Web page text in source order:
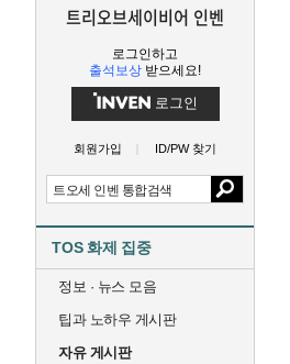
트리오브세이비어 인벤
로그인하고
출석보상 받으세요!
로그인
회원가입 ID/PW 찾기
TOS 화제 집중
정보 · 뉴스 모음
팁과 노하우 게시판
자유 게시판